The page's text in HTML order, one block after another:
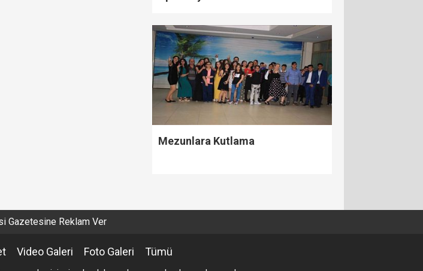
Mezunlara Kutlama
Gazetesine Reklam Ver
Video Galeri Foto Galeri Tümü